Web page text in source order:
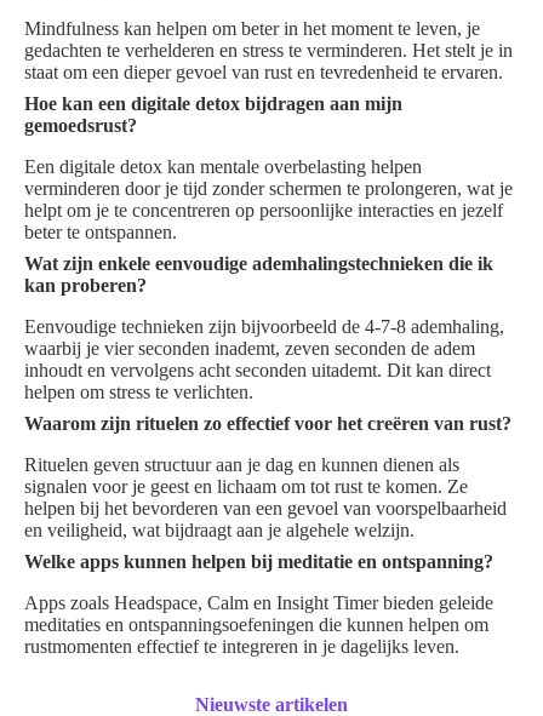
Mindfulness kan helpen om beter in het moment te leven, je
gedachten te verhelderen en stress te verminderen. Het stelt je in
staat om een dieper gevoel van rust en tevredenheid te ervaren.
Hoe kan een digitale detox bijdragen aan mijn
gemoedsrust?
Een digitale detox kan mentale overbelasting helpen
verminderen door je tijd zonder schermen te prolongeren, wat je
helpt om je te concentreren op persoonlijke interacties en jezelf
beter te ontspannen.
Wat zijn enkele eenvoudige ademhalingstechnieken die ik
kan proberen?
Eenvoudige technieken zijn bijvoorbeeld de 4-7-8 ademhaling,
waarbij je vier seconden inademt, zeven seconden de adem
inhoudt en vervolgens acht seconden uitademt. Dit kan direct
helpen om stress te verlichten.
Waarom zijn rituelen zo effectief voor het creëren van rust?
Rituelen geven structuur aan je dag en kunnen dienen als
signalen voor je geest en lichaam om tot rust te komen. Ze
helpen bij het bevorderen van een gevoel van voorspelbaarheid
en veiligheid, wat bijdraagt aan je algehele welzijn.
Welke apps kunnen helpen bij meditatie en ontspanning?
Apps zoals Headspace, Calm en Insight Timer bieden geleide
meditaties en ontspanningsoefeningen die kunnen helpen om
rustmomenten effectief te integreren in je dagelijks leven.
Nieuwste artikelen